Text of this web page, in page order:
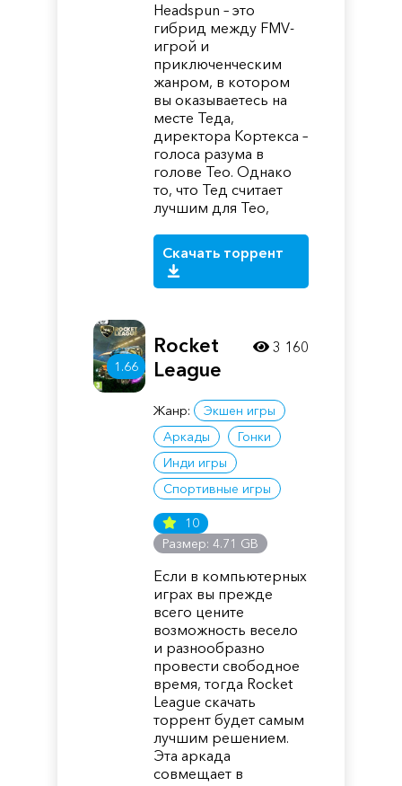
Headspun – это
гибрид между FMV-
игрой и
приключенческим
жанром, в котором
вы оказываетесь на
месте Теда,
директора Кортекса –
голоса разума в
голове Тео. Однако
то, что Тед считает
лучшим для Тео,
Скачать торрент
1.66
Rocket
League
Жанр:
Экшен игры
Аркады
Гонки
Инди игры
Спортивные игры
10
Размер: 4.71 GB
Если в компьютерных
играх вы прежде
всего цените
возможность весело
и разнообразно
провести свободное
время, тогда Rocket
League скачать
торрент будет самым
лучшим решением.
Эта аркада
совмещает в
3 160